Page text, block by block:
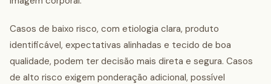
Casos de baixo risco, com etiologia clara, produto
identificável, expectativas alinhadas e tecido de boa
qualidade, podem ter decisão mais direta e segura. Casos
de alto risco exigem ponderação adicional, possível